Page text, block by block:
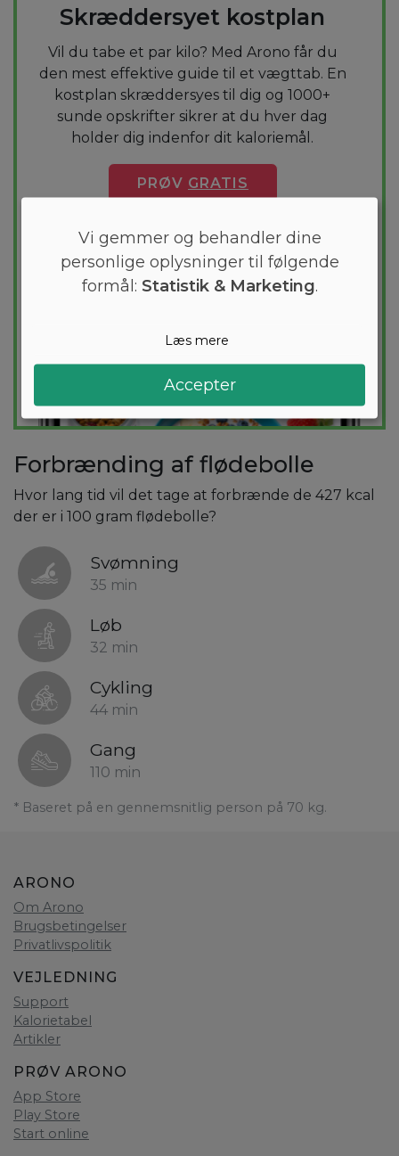
Skræddersyet kostplan
Vil du tabe et par kilo? Med Arono får du
den mest effektive guide til et vægttab. En
kostplan skræddersyes til dig og 1000+
sunde opskrifter sikrer at du hver dag
holder dig indenfor dit kaloriemål.
PRØV GRATIS
Forbrænding af flødebolle
Hvor lang tid vil det tage at forbrænde de 427 kcal
der er i 100 gram flødebolle?
Svømning
35 min
Løb
32 min
Cykling
44 min
Gang
110 min
* Baseret på en gennemsnitlig person på 70 kg.
ARONO
Om Arono
Brugsbetingelser
Privatlivspolitik
VEJLEDNING
Support
Kalorietabel
Artikler
PRØV ARONO
App Store
Play Store
Start online
Vi gemmer og behandler dine
personlige oplysninger til følgende
formål: Statistik & Marketing.
Læs mere
Accepter